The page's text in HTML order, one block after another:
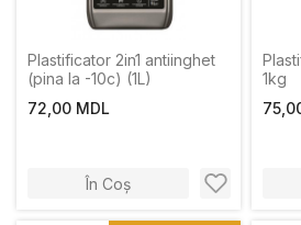
Plastificator 2in1 antiinghet
(pina la -10c) (1L)
72,00 MDL
În Coș
1kg